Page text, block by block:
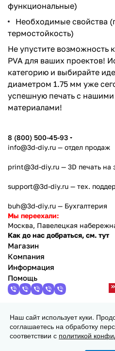
функциональные)
Необходимые свойства
термостойкость)
Не упустите возможность
PVA для ваших проектов!
категорию и выбирайте
диаметром 1.75 мм уже
успешную печать с
материалами!
8 (800) 500-45-93
info@3d-diy.ru — отдел продаж
print@3d-diy.ru — 3D печать на
support@3d-diy.ru — тех.
buh@3d-diy.ru — Бухгалтерия
Мы переехали:
Москва, Павелецкая
Как до нас добраться, см. тут
Магазин
Компания
Информация
Помощь
2013 - 2026 © 3DiY (Тридиай) -
комплектующих для 3D
робототехники
Наш сайт использует куки.
соглашаетесь на обработку
соответствии с политикой